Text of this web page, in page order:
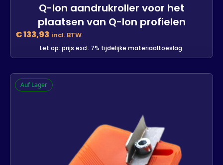
Q-lon aandrukroller voor het
plaatsen van Q-lon profielen
€133,93 incl. BTW
Let op: prijs excl. 7% tijdelijke materiaaltoeslag.
Q-lon aandrukroller voor het
plaatsen van Q-lon profielen
Auf Lager